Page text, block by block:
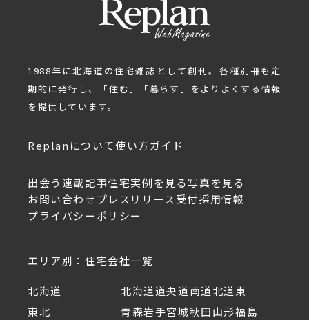
1988年に北海道の住宅雑誌として創刊。各種別冊も定
期的に発行し、「住む」「暮らす」をよりよくする情報
を提供しています。
Replanについて使い方ガイド
出会う 連載記事住宅実例を見る写真を見る
お問い合わせ プレスリリース受付採用情報
プライバシーポリシー
エリア別：住宅会社一覧
北海道 北海道道央道南道北道東
東北
青森岩手宮城秋田山形福島